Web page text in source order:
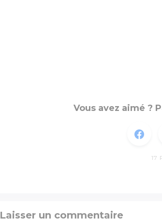
Vous avez aimé ?
17
Laisser un commentaire